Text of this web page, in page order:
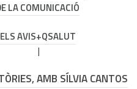
LA COMUNICACIÓ
AVIS+QSALUT
AMB SÍLVIA CANTOS